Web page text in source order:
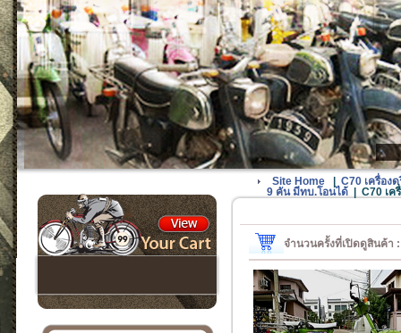
Site Home| C70 เครื่อง
9 คัน มีทบ.โอนได้| C70 เค
จำนวนครั้งที่เปิดดูสินค้า